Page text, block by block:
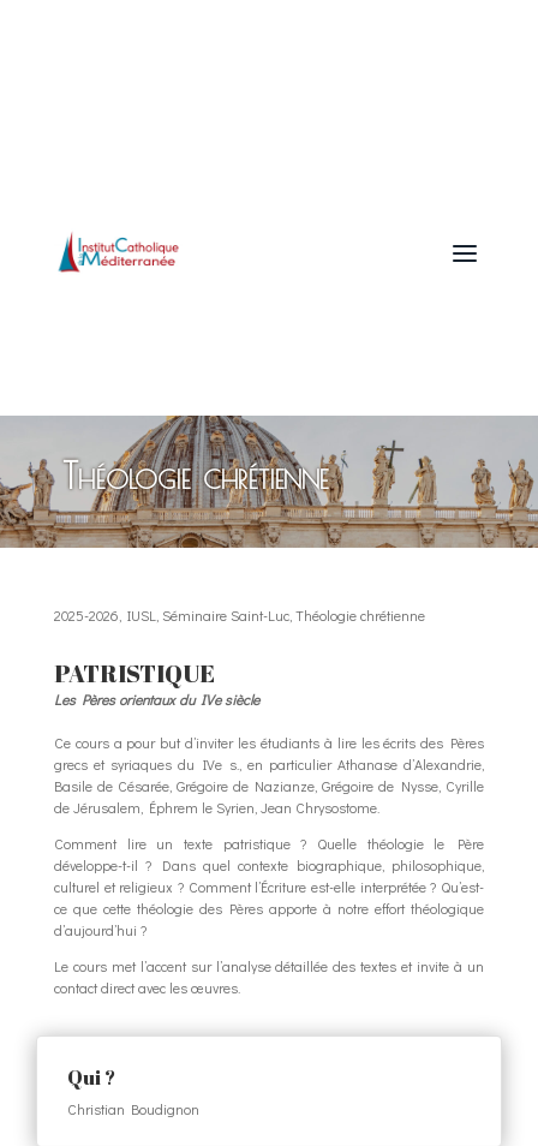
a
Théologie chrétienne
2025-2026 IUSL Séminaire Saint-Luc, Théologie chrétienne
PATRISTIQUE
Les Pères orientaux du IVe siècle
Ce cours a pour but d’inviter les étudiants à lire les écrits des Pères
grecs et syriaques du IVe s., en particulier Athanase d’Alexandrie,
Basile de Césarée, Grégoire de Nazianze, Grégoire de Nysse, Cyrille
de Jérusalem, Éphrem le Syrien, Jean Chrysostome.
Comment lire un texte patristique ? Quelle théologie le Père
développe-t-il ? Dans quel contexte biographique, philosophique,
culturel et religieux ? Comment l’Écriture est-elle interprétée ? Qu’est-
ce que cette théologie des Pères apporte à notre effort théologique
d’aujourd’hui ?
Le cours met l’accent sur l’analyse détaillée des textes et invite à un
contact direct avec les œuvres.
Qui ?
Christian Boudignon